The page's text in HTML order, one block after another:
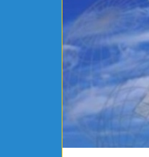
مع
مواطنة
تعلن
إسلامها
بمكتب
مفتي
يوجد 17 ساعة
الجمهورية